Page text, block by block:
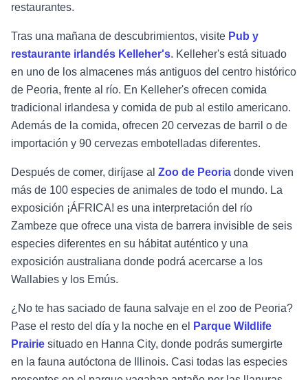
restaurantes.
Tras una mañana de descubrimientos, visite Pub y
restaurante irlandés Kelleher's. Kelleher's está situado
en uno de los almacenes más antiguos del centro histórico
de Peoria, frente al río. En Kelleher's ofrecen comida
tradicional irlandesa y comida de pub al estilo americano.
Además de la comida, ofrecen 20 cervezas de barril o de
importación y 90 cervezas embotelladas diferentes.
Después de comer, diríjase al Zoo de Peoria donde viven
más de 100 especies de animales de todo el mundo. La
exposición ¡ÁFRICA! es una interpretación del río
Zambeze que ofrece una vista de barrera invisible de seis
especies diferentes en su hábitat auténtico y una
exposición australiana donde podrá acercarse a los
Wallabies y los Emús.
¿No te has saciado de fauna salvaje en el zoo de Peoria?
Pase el resto del día y la noche en el
Parque Wildlife
Prairie situado en Hanna City, donde podrás sumergirte
en la fauna autóctona de Illinois. Casi todas las especies